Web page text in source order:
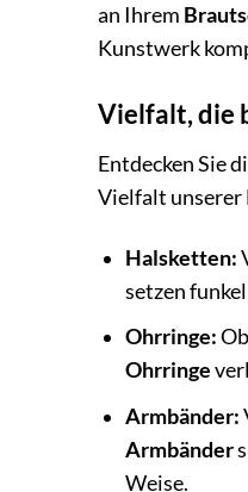
an Ihrem
Kunstwerk
Vielfalt, die
Entdecken Sie
Vielfalt unserer
Halsketten:
setzen
Ohrringe:
Ohrringe
Armbänder:
Armbänder
Weise.